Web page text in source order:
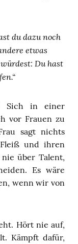
du dazu noch
etwas
Du hast
Sich in einer
vor Frauen zu
sagt nichts
und ihren
nie über Talent,
Es wäre
wenn wir von
Hört nie auf,
Kämpft dafür,